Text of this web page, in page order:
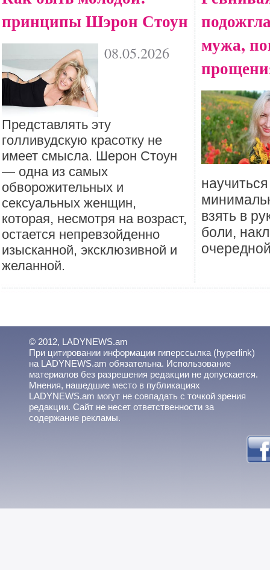
принципы Шэрон Стоун
08.05.2026
Представлять эту
голливудскую красотку не
имеет смысла. Шерон Стоун
— одна из самых
обворожительных и
сексуальных женщин,
которая, несмотря на возраст,
остается непревзойденно
изысканной, эксклюзивной и
желанной.
мужа,
взять в
боли,
© 2012, LADYNEWS.am
При цитировании информации гиперссылка (hyperlink)
на LADYNEWS.am обязательна. Использование
материалов без разрешения редакции не допускается.
Мнения, нашедшие место в публикациях
LADYNEWS.am могут не совпадать с точкой зрения
редакции. Сайт не несет ответственности за
содержание рекламы.